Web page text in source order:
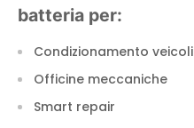
batteria per:
Condizionamento veicoli
Officine meccaniche
Smart repair